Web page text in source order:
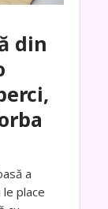
din
a
place